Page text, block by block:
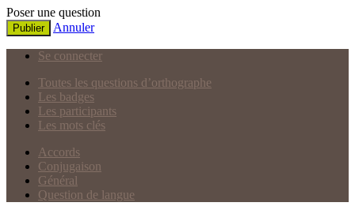
Poser une question
Publier Annuler
Se connecter
Toutes les questions d’orthographe
Les badges
Les participants
Les mots clés
Accords
Conjugaison
Général
Question de langue